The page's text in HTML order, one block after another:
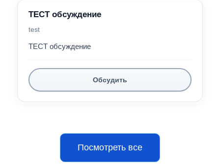
ТЕСТ обсуждение
test
ТЕСТ обсуждение
Обсудить
Посмотреть все